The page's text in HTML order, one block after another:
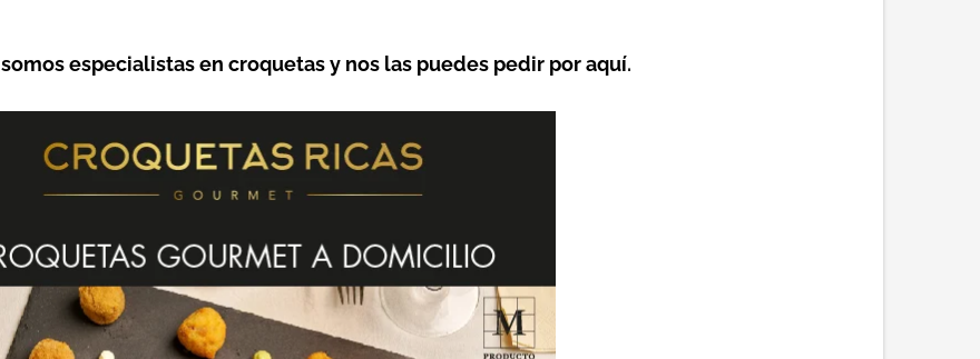
somos especialistas en croquetas y nos las puedes pedir por aquí.